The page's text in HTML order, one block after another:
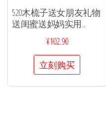
520木梳子送女朋友礼物
送闺蜜送妈妈实用...
¥102.90
立刻购买